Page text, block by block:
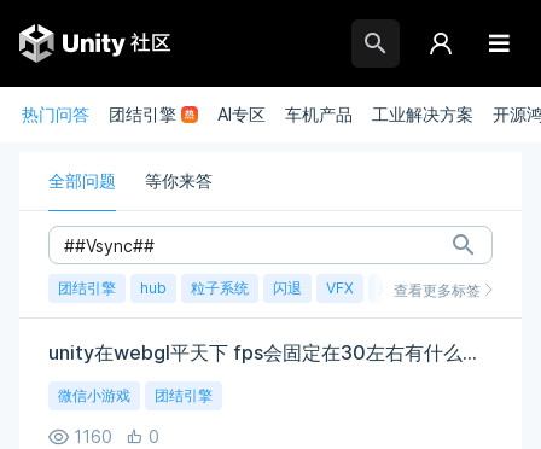
热门问答 团结引擎 AI专区 车机产品 工业解决方案 开源
全部问题 等你来答
团结引擎 hub 粒子系统 闪退 VFX 崩溃 账号 渲染
查看更多标签
unity在webgl平天下 fps会固定在30左右有什么比较好的解决办法吗？VSync Count 已经设置成dont了
微信小游戏 团结引擎
1160 0